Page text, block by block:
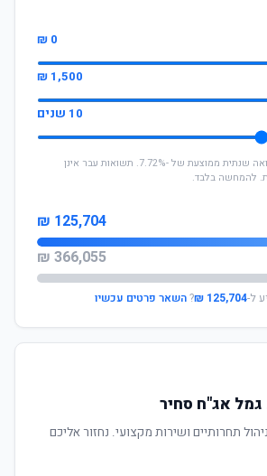
0 ₪
1,500 ₪
10 שנים
* החישוב מבוסס על תשואה שנתית ממוצעת של -7.72%. תשואות עבר אינן
להמחשה בלבד.
125,704 ₪
366,055 ₪
ל-125,704 ₪
?השאר פרטים עכשיו
אג"ח סחיר
תחרותיים ושירות מקצועי. נחזור אליכם